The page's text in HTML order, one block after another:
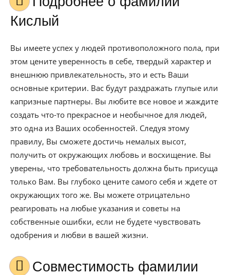
Кислый
Вы имеете успех у людей противоположного пола, при
этом цените уверенность в себе, твердый характер и
внешнюю привлекательность, это и есть Ваши
основные критерии. Вас будут раздражать глупые или
капризные партнеры. Вы любите все новое и жаждите
создать что-то прекрасное и необычное для людей,
это одна из Ваших особенностей. Следуя этому
правилу, Вы сможете достичь немалых высот,
получить от окружающих любовь и восхищение. Вы
уверены, что требовательность должна быть присуща
только Вам. Вы глубоко цените самого себя и ждете от
окружающих того же. Вы можете отрицательно
реагировать на любые указания и советы на
собственные ошибки, если не будете чувствовать
одобрения и любви в вашей жизни.
Совместимость фамилии